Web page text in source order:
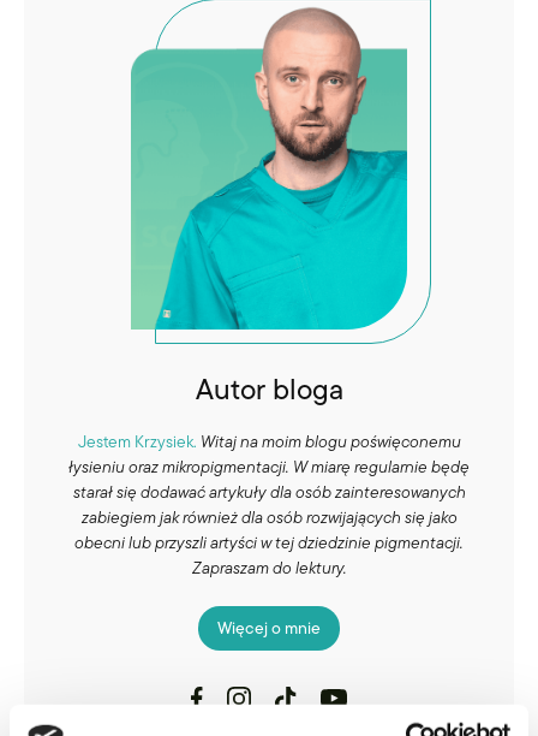
Autor bloga
Jestem Krzysiek. Witaj na moim blogu poświęconemu
łysieniu oraz mikropigmentacji. W miarę regularnie będę
starał się dodawać artykuły dla osób zainteresowanych
zabiegiem jak również dla osób rozwijających się jako
obecni lub przyszli artyści w tej dziedzinie pigmentacji.
Zapraszam do lektury.
Więcej o mnie